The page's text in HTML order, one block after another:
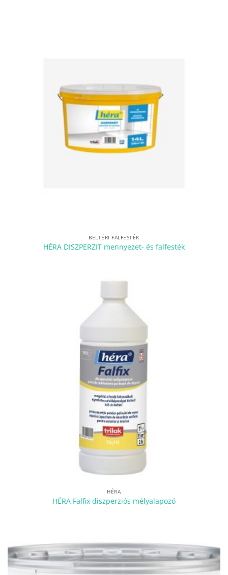
BELTÉRI FALFESTÉK
HÉRA DISZPERZIT mennyezet- és falfesték
HÉRA
HÉRA Falfix diszperziós mélyalapozó